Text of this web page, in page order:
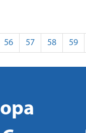
56 57 58 59